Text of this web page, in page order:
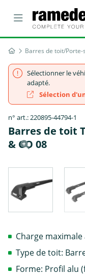
Barres de toit/Porte-
Sélectionner le
adapté.
Sélection
n° art.: 220895-44794-1
Barres de toit
& CO 08
Charge
Type de toit:
Forme: Profil alu